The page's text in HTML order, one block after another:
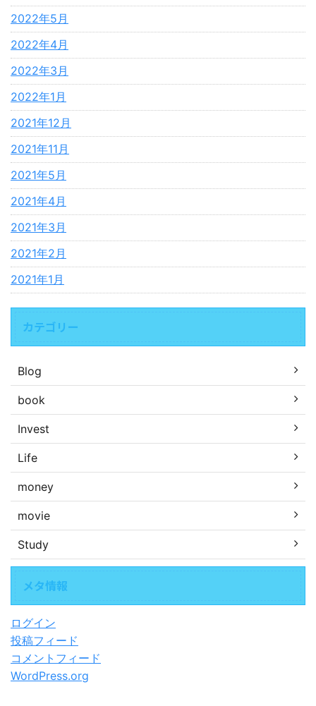
2022年5月
2022年4月
2022年3月
2022年1月
2021年12月
2021年11月
2021年5月
2021年4月
2021年3月
2021年2月
2021年1月
カテゴリー
Blog
book
Invest
Life
money
movie
Study
メタ情報
ログイン
投稿フィード
コメントフィード
WordPress.org